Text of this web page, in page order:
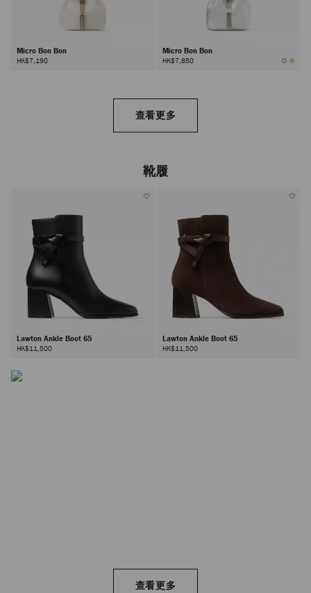
Micro Bon Bon
HK$7,190
Micro Bon Bon
HK$7,850
查看更多
靴履
Lawton Ankle Boot 65
HK$11,500
Lawton Ankle Boot 65
HK$11,500
查看更多